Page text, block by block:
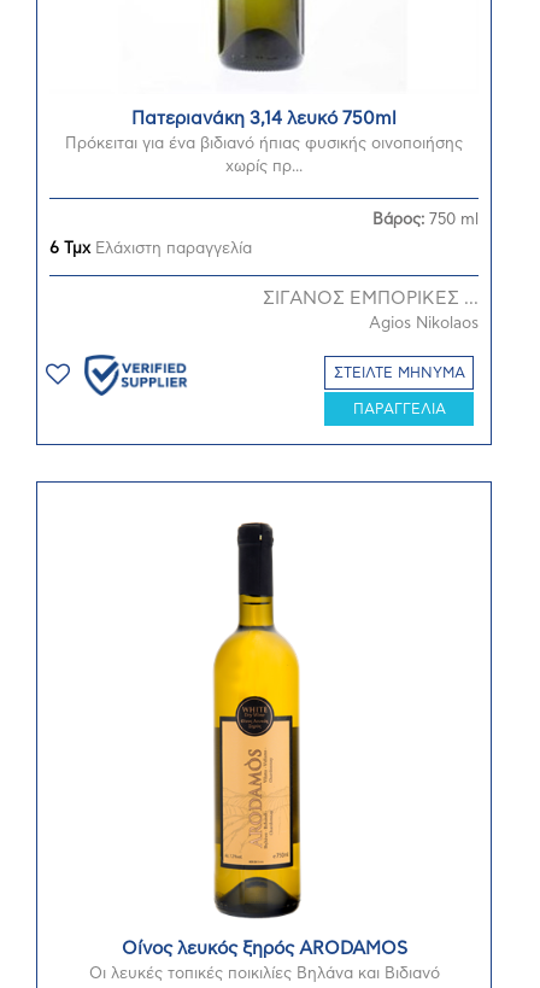
Πατεριανάκη 3,14 λευκό 750ml
Πρόκειται για ένα βιδιανό ήπιας φυσικής οινοποιήσης
χωρίς πρ...
6 ΤμχΕλάχιστη παραγγελία
Βάρος: 750 ml
ΣΙΓΑΝΟΣ ΕΜΠΟΡΙΚΕΣ ...
Agios Nikolaos
ΣΤΕΙΛΤΕ ΜΗΝΥΜΑ
ΠΑΡΑΓΓΕΛΙΑ
Οίνος λευκός ξηρός ARODAMOS
Οι λευκές τοπικές ποικιλίες Βηλάνα και Βιδιανό